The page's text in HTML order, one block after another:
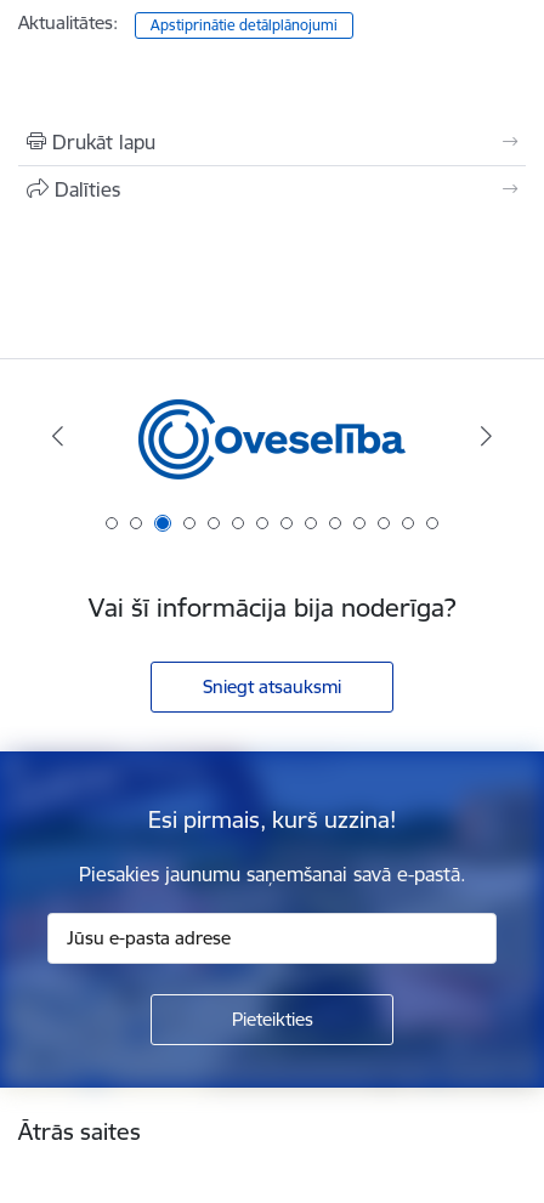
Aktualitātes: Apstiprinātie detālplānojumi
Drukāt lapu
Dalīties
Vai šī informācija bija noderīga?
Sniegt atsauksmi
Esi pirmais, kurš uzzina!
Piesakies jaunumu saņemšanai savā e-pastā.
Ātrās saites